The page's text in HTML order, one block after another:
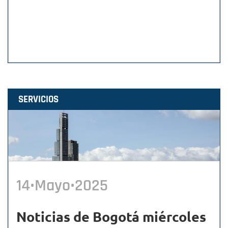
SERVICIOS
14•Mayo•2025
Noticias de Bogotá miércoles